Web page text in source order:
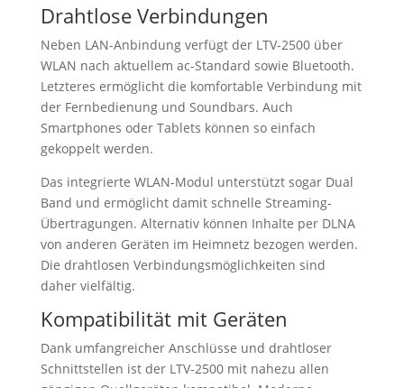
Drahtlose Verbindungen
Neben LAN-Anbindung verfügt der LTV-2500 über
WLAN nach aktuellem ac-Standard sowie Bluetooth.
Letzteres ermöglicht die komfortable Verbindung mit
der Fernbedienung und Soundbars. Auch
Smartphones oder Tablets können so einfach
gekoppelt werden.
Das integrierte WLAN-Modul unterstützt sogar Dual
Band und ermöglicht damit schnelle Streaming-
Übertragungen. Alternativ können Inhalte per DLNA
von anderen Geräten im Heimnetz bezogen werden.
Die drahtlosen Verbindungsmöglichkeiten sind
daher vielfältig.
Kompatibilität mit Geräten
Dank umfangreicher Anschlüsse und drahtloser
Schnittstellen ist der LTV-2500 mit nahezu allen